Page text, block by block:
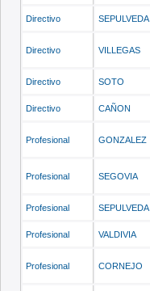
Directivo SEPULVEDA
Directivo VILLEGAS
Directivo SOTO
Directivo CAÑON
Profesional GONZALEZ
Profesional SEGOVIA
Profesional SEPULVEDA
Profesional VALDIVIA
Profesional CORNEJO